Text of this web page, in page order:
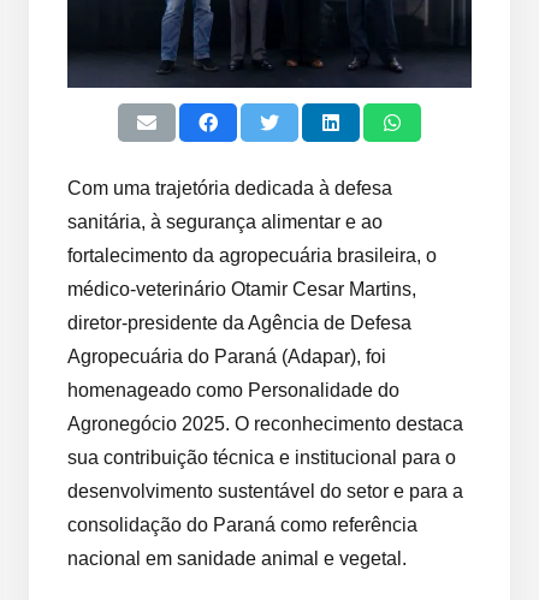
Com uma trajetória dedicada à defesa
sanitária, à segurança alimentar e ao
fortalecimento da agropecuária brasileira, o
médico-veterinário Otamir Cesar Martins,
diretor-presidente da Agência de Defesa
Agropecuária do Paraná (Adapar), foi
homenageado como Personalidade do
Agronegócio 2025. O reconhecimento destaca
sua contribuição técnica e institucional para o
desenvolvimento sustentável do setor e para a
consolidação do Paraná como referência
nacional em sanidade animal e vegetal.